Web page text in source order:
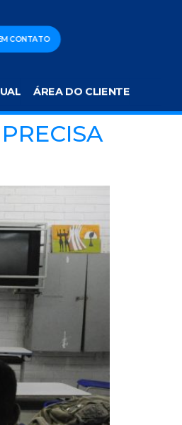
CONTATO
ÁREA DO CLIENTE